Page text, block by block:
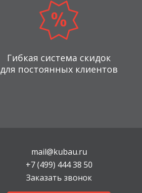
Гибкая система скидок
для постоянных клиентов
mail@kubau.ru
+7 (499) 444 38 50
Заказать звонок